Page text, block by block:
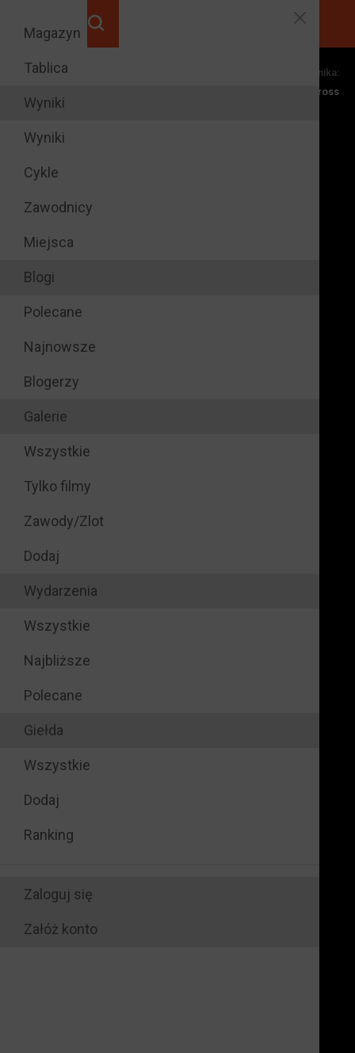
Magazyn
Tablica
Wyniki
Wyniki
Cykle
Zawodnicy
Miejsca
Blogi
Polecane
Najnowsze
Blogerzy
Galerie
Wszystkie
Tylko filmy
Zawody/Zlot
Dodaj
Wydarzenia
Wszystkie
Najbliższe
Polecane
Giełda
Wszystkie
Dodaj
Ranking
Zaloguj się
Załóż konto
Dyscypliny zawodnika:
Rallycross
podium rundy